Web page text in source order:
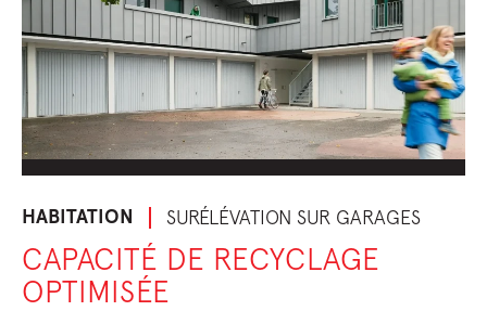
HABITATION SURÉLÉVATION SUR GARAGES
CAPACITÉ DE RECYCLAGE
OPTIMISÉE